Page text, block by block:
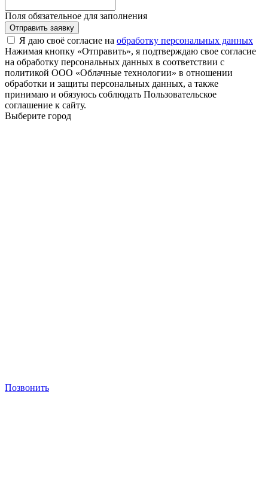
Поля обязательное для заполнения
Отправить заявку
Я даю своё согласие на обработку персональных данных
Нажимая кнопку «Отправить», я подтверждаю свое согласие
на обработку персональных данных в соответствии с
политикой ООО «Облачные технологии» в отношении
обработки и защиты персональных данных, а также
принимаю и обязуюсь соблюдать Пользовательское
соглашение к сайту.
Выберите город
Позвонить